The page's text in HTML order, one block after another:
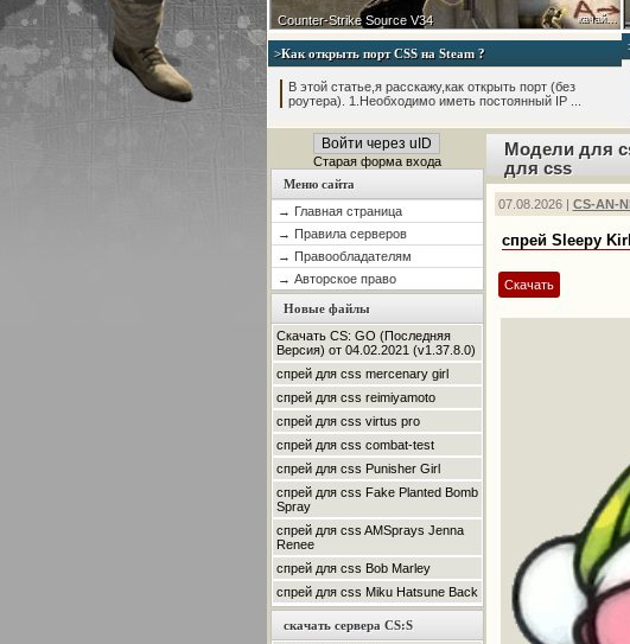
качай...
Counter-Strike Source V34
>Как открыть порт CSS на Steam ?
В этой статье,я расскажу,как открыть порт (без
роутера). 1.Необходимо иметь постоянный IP ...
Войти через uID
Старая форма входа
Меню сайта
→ Главная страница
→ Правила серверов
→ Правообладателям
→ Авторское право
Новые файлы
Скачать CS: GO (Последняя
Версия) от 04.02.2021 (v1.37.8.0)
спрей для css mercenary girl
спрей для css reimiyamoto
спрей для css virtus pro
спрей для css combat-test
спрей для css Punisher Girl
спрей для css Fake Planted Bomb
Spray
спрей для css AMSprays Jenna
Renee
спрей для css Bob Marley
спрей для css Miku Hatsune Back
скачать сервера CS:S
Модели для
для css
07.08.2026 | CS-AN-
спрей Sleepy
Скачать